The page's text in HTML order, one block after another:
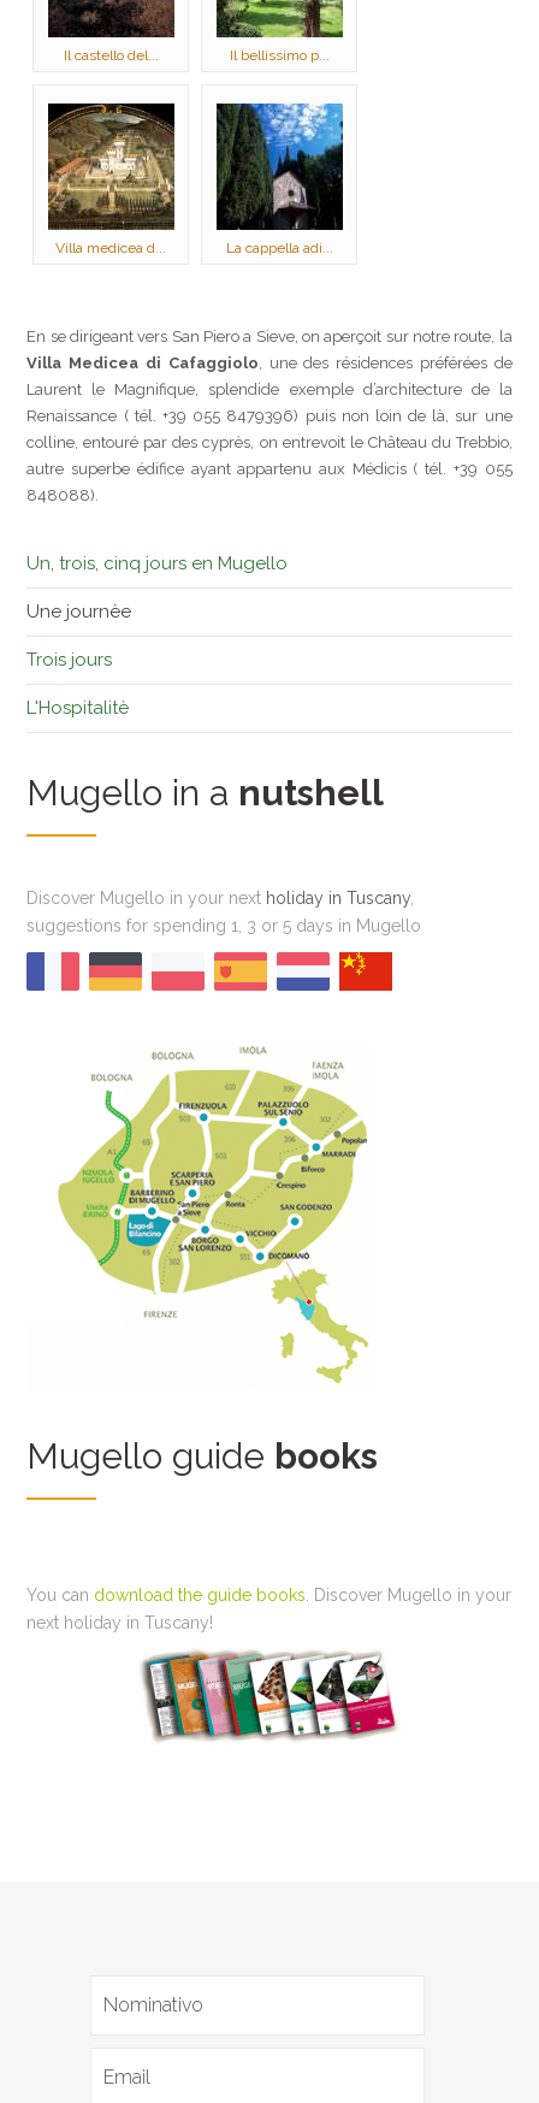
Il castello del... Il bellissimo p...
Villa medicea d... La cappella adi...
En se dirigeant vers San Piero a Sieve, on aperçoit sur notre route, la
Villa Medicea di Cafaggiolo, une des résidences préférées de
Laurent le Magnifique, splendide exemple d’architecture de la
Renaissance ( tél. +39 055 8479396) puis non loin de là, sur une
colline, entouré par des cyprès, on entrevoit le Château du Trebbio,
autre superbe édifice ayant appartenu aux Médicis ( tél. +39 055
848088).
Un, trois, cinq jours en Mugello
Une journèe
Trois jours
L'Hospitalitè
Mugello in a nutshell
Discover Mugello in your next holiday in Tuscany
suggestions for spending 1, 3 or 5 days in Mugello
Mugello guide books
You can download the guide books . Discover Mugello in your
next holiday in Tuscany!